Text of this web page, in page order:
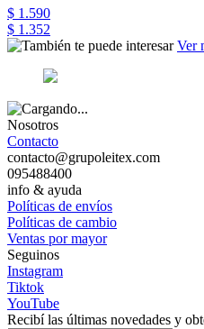
$ 1.590
$ 1.352
Ver
Nosotros
Contacto
contacto@grupoleitex.com
095488400
info & ayuda
Políticas de envíos
Políticas de cambio
Ventas por mayor
Seguinos
Instagram
Tiktok
YouTube
Recibí las últimas novedades y